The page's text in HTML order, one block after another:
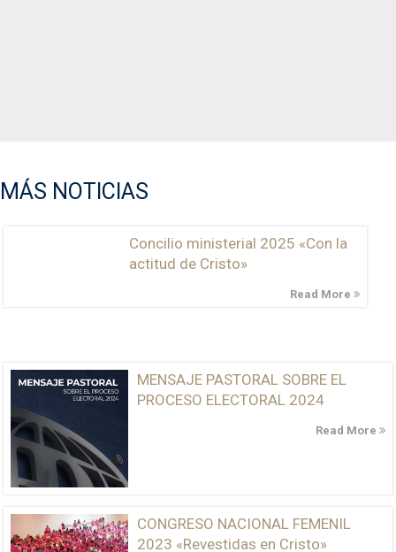
MÁS NOTICIAS
Concilio ministerial 2025 «Con la
actitud de Cristo»
Read More
MENSAJE PASTORAL SOBRE EL
PROCESO ELECTORAL 2024
Read More
CONGRESO NACIONAL FEMENIL
2023 «Revestidas en Cristo»